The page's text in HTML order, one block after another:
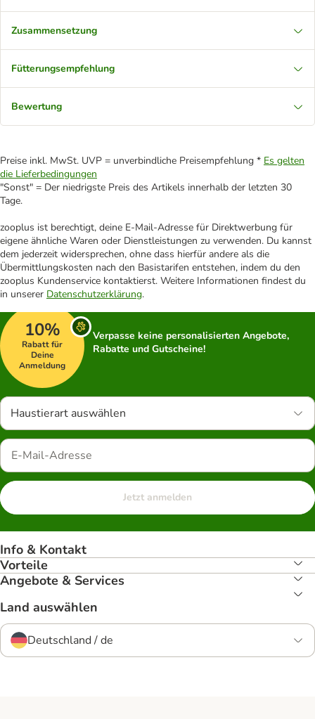
Zusammensetzung
Fütterungsempfehlung
Bewertung
Preise inkl. MwSt. UVP = unverbindliche Preisempfehlung * Es gelten
die Lieferbedingungen
"Sonst" = Der niedrigste Preis des Artikels innerhalb der letzten 30
Tage.
zooplus ist berechtigt, deine E-Mail-Adresse für Direktwerbung für
eigene ähnliche Waren oder Dienstleistungen zu verwenden. Du kannst
dem jederzeit widersprechen, ohne dass hierfür andere als die
Übermittlungskosten nach den Basistarifen entstehen, indem du den
zooplus Kundenservice kontaktierst. Weitere Informationen findest du
in unserer Datenschutzerklärung.
10%
Rabatt für
Deine
Anmeldung
Verpasse keine personalisierten Angebote,
Rabatte und Gutscheine!
Haustierart auswählen
Jetzt anmelden
Info & Kontakt
Vorteile
Angebote & Services
Land auswählen
Deutschland / de